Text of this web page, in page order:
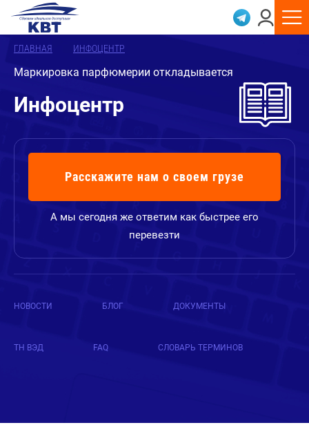
ГЛАВНАЯ ИНФОЦЕНТР
Маркировка парфюмерии откладывается
Инфоцентр
Расскажите нам о своем грузе
А мы сегодня же ответим как быстрее его
перевезти
НОВОСТИ БЛОГ ДОКУМЕНТЫ
ТН ВЭД FAQ СЛОВАРЬ ТЕРМИНОВ